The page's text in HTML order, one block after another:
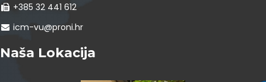
+385 32 441 612
icm-vu@proni.hr
Naša Lokacija